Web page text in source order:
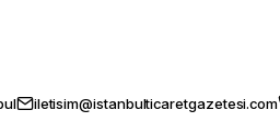
iletisim@istanbulticaretgazetesi.com